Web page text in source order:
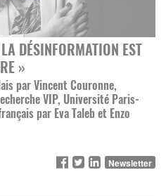
DÉSINFORMATION EST
»
par Vincent Couronne,
VIP, Université Paris-
par Eva Taleb et Enzo
Newsletter